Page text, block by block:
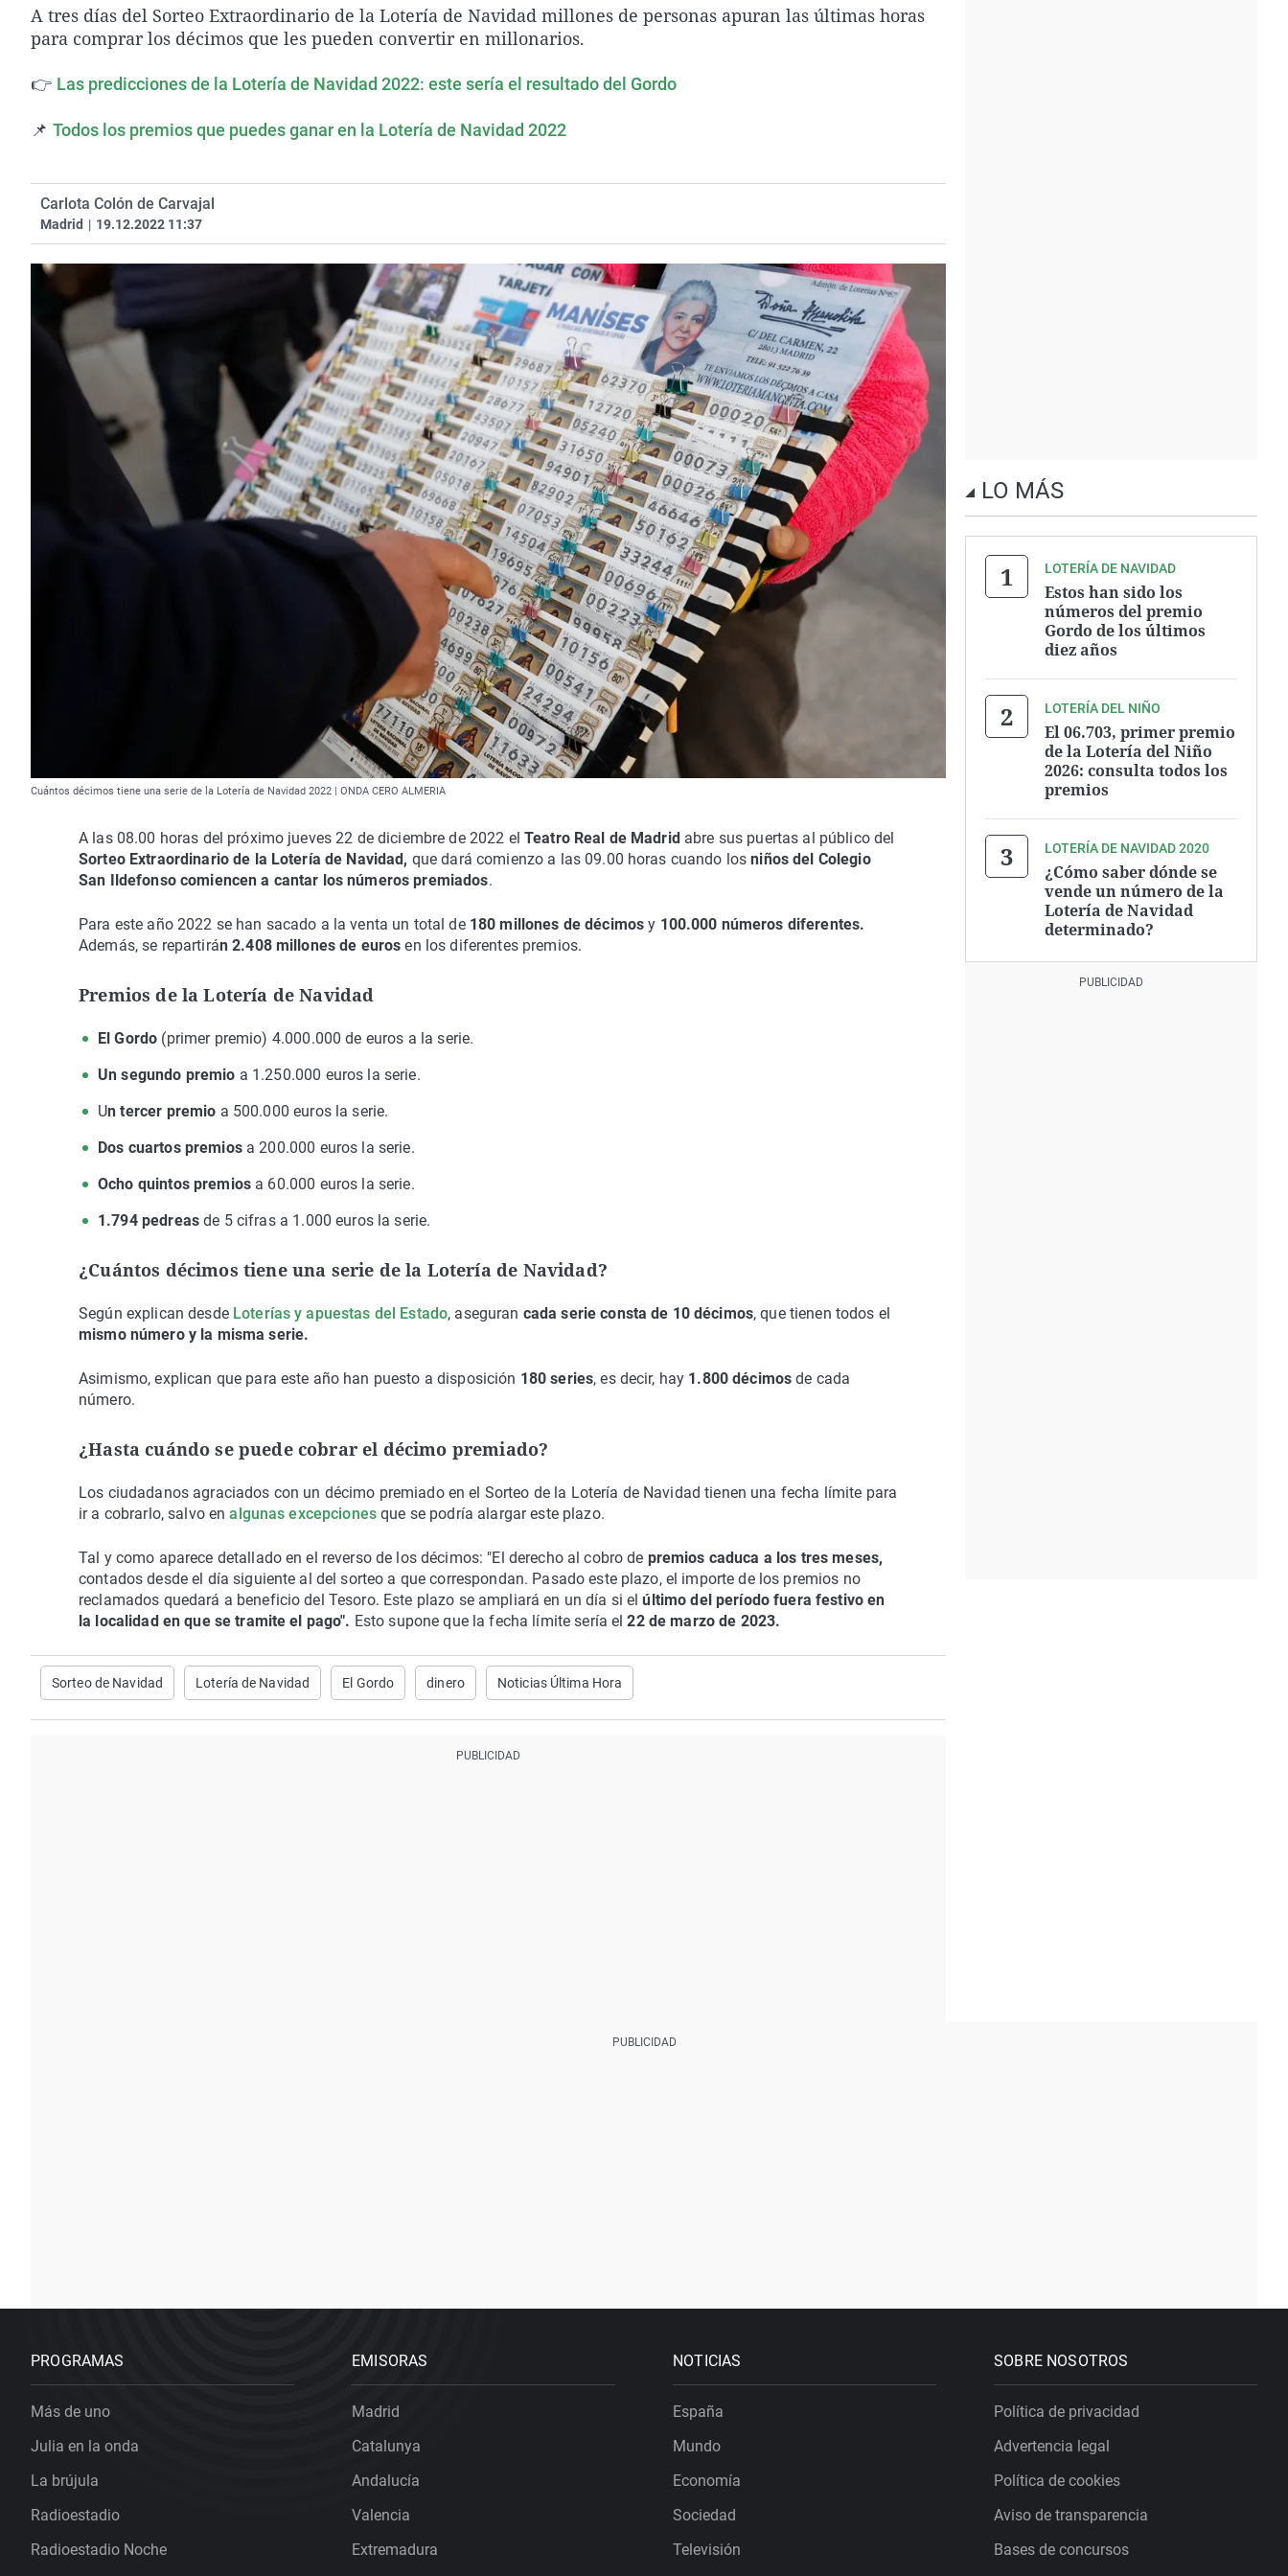
A tres días del Sorteo Extraordinario de la Lotería de Navidad millones de personas apuran las últimas horas
para comprar los décimos que les pueden convertir en millonarios.
👉 Las predicciones de la Lotería de Navidad 2022: este sería el resultado del Gordo
📌 Todos los premios que puedes ganar en la Lotería de Navidad 2022
Carlota Colón de Carvajal
Madrid | 19.12.2022 11:37
Cuántos décimos tiene una serie de la Lotería de Navidad 2022 | ONDA CERO ALMERIA
A las 08.00 horas del próximo jueves 22 de diciembre de 2022 el Teatro Real de Madrid abre sus puertas al público del
Sorteo Extraordinario de la Lotería de Navidad, que dará comienzo a las 09.00 horas cuando los niños del Colegio
San Ildefonso comiencen a cantar los números premiados.
Para este año 2022 se han sacado a la venta un total de 180 millones de décimosy 100.000 números diferentes.
Además, se repartirán 2.408 millones de eurosen los diferentes premios.
Premios de la Lotería de Navidad
El Gordo (primer premio) 4.000.000 de euros a la serie.
Un segundo premio a 1.250.000 euros la serie.
Un tercer premio a 500.000 euros la serie.
Dos cuartos premiosa 200.000 euros la serie.
Ocho quintos premios a 60.000 euros la serie.
1.794 pedreasde 5 cifras a 1.000 euros la serie.
¿Cuántos décimos tiene una serie de la Lotería de Navidad?
Según explican desde Loterías y apuestas del Estado, aseguran cada serie consta de 10 décimos, que tienen todos el
mismo número y la misma serie.
Asimismo, explican que para este año han puesto a disposición 180 series, es decir, hay 1.800 décimosde cada
número.
¿Hasta cuándo se puede cobrar el décimo premiado?
Los ciudadanos agraciados con un décimo premiado en el Sorteo de la Lotería de Navidad tienen una fecha límite para
ir a cobrarlo, salvo enalgunas excepciones que se podría alargar este plazo.
Tal y como aparece detallado en el reverso de los décimos: "El derecho al cobro de premios caduca a los tres meses,
contados desde el día siguiente al del sorteo a que correspondan. Pasado este plazo, el importe de los premios no
reclamados quedará a beneficio del Tesoro. Este plazo se ampliará en un día si elúltimo del período fuera festivo en
la localidad en que se tramite el pago". Esto supone que la fecha límite sería el 22 de marzo de 2023.
Sorteo de Navidad Lotería de Navidad El Gordo dinero Noticias Última Hora
LO MÁS
LOTERÍA DE NAVIDAD
Estos han sido los
números del premio
Gordo de los últimos
diez años
LOTERÍA DEL NIÑO
El 06.703, primer premio
de la Lotería del Niño
2026: consulta todos los
premios
LOTERÍA DE NAVIDAD 2020
¿Cómo saber dónde se
vende un número de la
Lotería de Navidad
determinado?
PROGRAMAS
Más de uno
Julia en la onda
La brújula
Radioestadio
Radioestadio Noche
EMISORAS
Madrid
Catalunya
Andalucía
Valencia
Extremadura
NOTICIAS
España
Mundo
Economía
Sociedad
Televisión
SOBRE NOSOTROS
Política de privacidad
Advertencia legal
Política de cookies
Aviso de transparencia
Bases de concursos